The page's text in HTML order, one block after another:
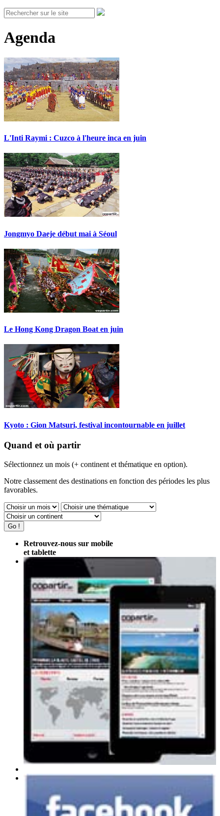
Agenda
L'Inti Raymi : Cuzco à l'heure inca en juin
Jongmyo Daeje début mai à Séoul
Le Hong Kong Dragon Boat en juin
Kyoto : Gion Matsuri, festival incontournable en juillet
Quand et où partir
Sélectionnez un mois (+ continent et thématique en option).
Notre classement des destinations en fonction des périodes les plus
favorables.
Retrouvez-nous sur mobile
et tablette